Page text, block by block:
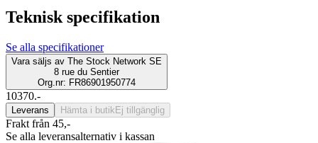
Teknisk specifikation
Se alla specifikationer
Vara säljs av The Stock Network SE
8 rue du Sentier
Org.nr: FR86901950774
10370.-
Leverans Hämta i butik Ej tillgänglig
Frakt från 45,-
Se alla leveransalternativ i kassan